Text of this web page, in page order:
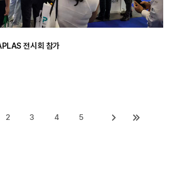
전시회 참가
2 3 4 5